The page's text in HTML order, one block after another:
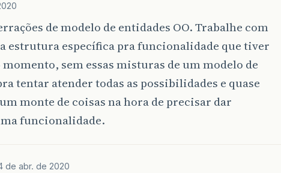
de modelo de entidades OO. Trabalhe com
estrutura específica pra funcionalidade que tiver
sem essas misturas de um modelo de
tentar atender todas as possibilidades e quase
monte de coisas na hora de precisar dar
funcionalidade.
de abr. de 2020